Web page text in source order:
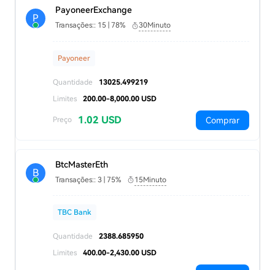
P
PayoneerExchange
Transações:: 15 | 78% 30Minuto
Payoneer
Quantidade
13025.499219
Limites
200.00-8,000.00 USD
Preço 1.02 USD Comprar
B
BtcMasterEth
Transações:: 3 | 75% 15Minuto
TBC Bank
Quantidade
2388.685950
Limites
400.00-2,430.00 USD